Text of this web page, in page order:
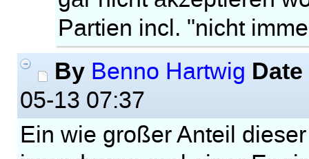
Partien incl. "nicht
By Benno Hartwig Date
05-13 07:37
Ein wie großer Anteil